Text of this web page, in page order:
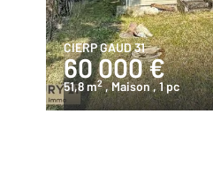
CIERP GAUD 31
60 000 €
51,8 m2 , Maison, 1 pc